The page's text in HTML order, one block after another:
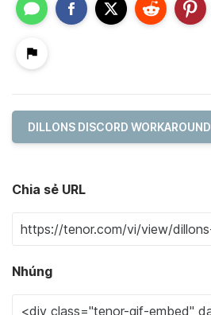
DILLONS DISCORD WORKAROUND
Chia sẻ URL
Nhúng